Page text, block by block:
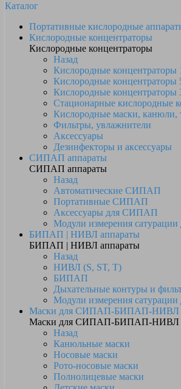
Каталог
Портативные кислородные
Кислородные концентраторы
Кислородные концентраторы
Назад
Кислородные концентраторы
Кислородные концентраторы
Кислородные концентраторы
Стационарные кислородные
Кислородные маски, канюли,
Фильтры, увлажнители
Аксессуары
Дезинфекторы и аксессуары
СИПАП аппараты
СИПАП аппараты
Назад
Автоматические СИПАП
Портативные СИПАП
Аксессуары для СИПАП
Модули измерения сатурации
БИПАП | НИВЛ аппараты
БИПАП | НИВЛ аппараты
Назад
НИВЛ (S, ST, T)
БИПАП
Дыхательные контуры и
Модули измерения сатурации
Маски для СИПАП-БИПАП-НИВЛ
Маски для СИПАП-БИПАП-НИВЛ
Назад
Канюльные маски
Носовые маски
Рото-носовые маски
Полнолицевые маски